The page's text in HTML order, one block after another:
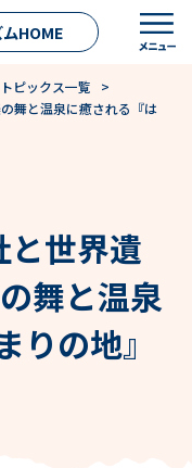
HOME
トピックス一覧
>
舞と温泉に癒される『は
世界遺
舞と温泉
りの地』